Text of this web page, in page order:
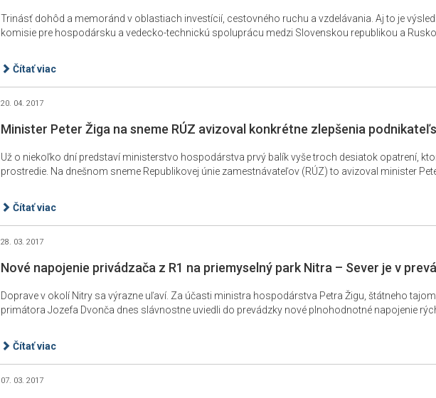
Trinásť dohôd a memoránd v oblastiach investícií, cestovného ruchu a vzdelávania. Aj to je
komisie pre hospodársku a vedecko-technickú spoluprácu medzi Slovenskou republikou a
Čítať viac
20. 04. 2017
Minister Peter Žiga na sneme RÚZ avizoval konkrétne zlepšenia
Už o niekoľko dní predstaví ministerstvo hospodárstva prvý balík vyše troch desiatok opatrení,
prostredie. Na dnešnom sneme Republikovej únie zamestnávateľov (RÚZ) to avizoval minister
Čítať viac
28. 03. 2017
Nové napojenie privádzača z R1 na priemyselný park Nitra – Sever je v
Doprave v okolí Nitry sa výrazne uľaví. Za účasti ministra hospodárstva Petra Žigu, štátneho
primátora Jozefa Dvonča dnes slávnostne uviedli do prevádzky nové plnohodnotné napojenie
Čítať viac
07. 03. 2017